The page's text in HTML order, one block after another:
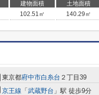
建物面積 土地面積
102.51㎡ 140.29㎡
東京都府中市白糸台 ２丁目39
京王線 「 武蔵野台 」駅 徒歩9分